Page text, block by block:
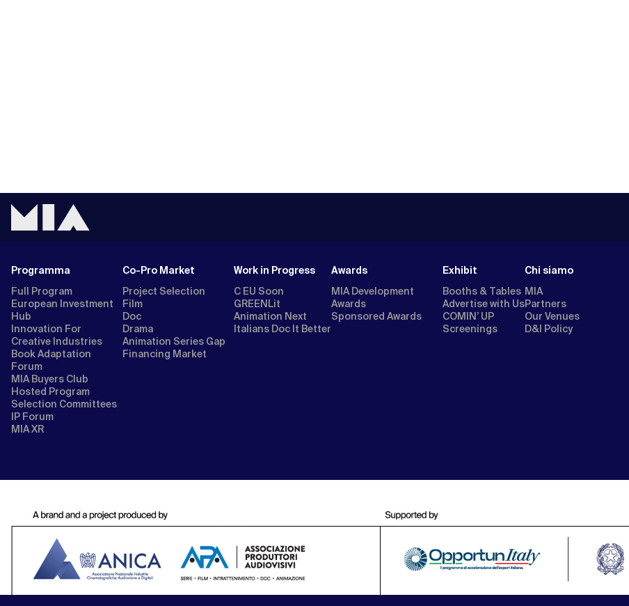
Programma
Full Program
European Investment
Hub
Innovation For
Creative Industries
Book Adaptation
Forum
MIA Buyers Club
Hosted Program
Selection Committees
IP Forum
MIA XR
Co-Pro Market
Project Selection
Film
Doc
Drama
Animation Series Gap
Financing Market
Work in Progress
C EU Soon
GREENLit
Animation Next
Italians Doc It Better
Awards
MIA Development
Awards
Sponsored Awards
Exhibit
Booths & Tables
Advertise with Us
COMIN’ UP
Screenings
Chi siamo
MIA
Partners
Our Venues
D&I Policy